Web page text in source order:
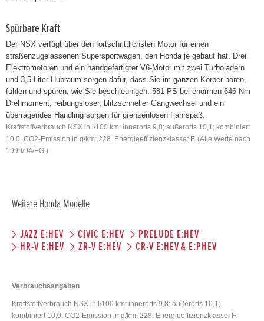
Spürbare Kraft
Der NSX verfügt über den fortschrittlichsten Motor für einen
straßenzugelassenen Supersportwagen, den Honda je gebaut hat. Drei
Elektromotoren und ein handgefertigter V6-Motor mit zwei Turboladern
und 3,5 Liter Hubraum sorgen dafür, dass Sie im ganzen Körper hören,
fühlen und spüren, wie Sie beschleunigen. 581 PS bei enormen 646 Nm
Drehmoment, reibungsloser, blitzschneller Gangwechsel und ein
überragendes Handling sorgen für grenzenlosen Fahrspaß.
Kraftstoffverbrauch NSX in l/100 km: innerorts 9,8; außerorts 10,1; kombiniert
10,0. CO2-Emission in g/km: 228. Energieeffizienzklasse: F. (Alle Werte nach
1999/94/EG.)
Weitere Honda Modelle
JAZZ E:HEV CIVIC E:HEV
PRELUDE E:HEV
HR-V E:HEV
ZR-V E:HEV CR-V E:HEV & E:PHEV
Verbrauchsangaben
Kraftstoffverbrauch NSX in l/100 km: innerorts 9,8; außerorts 10,1;
kombiniert 10,0. CO2-Emission in g/km: 228. Energieeffizienzklasse: F.